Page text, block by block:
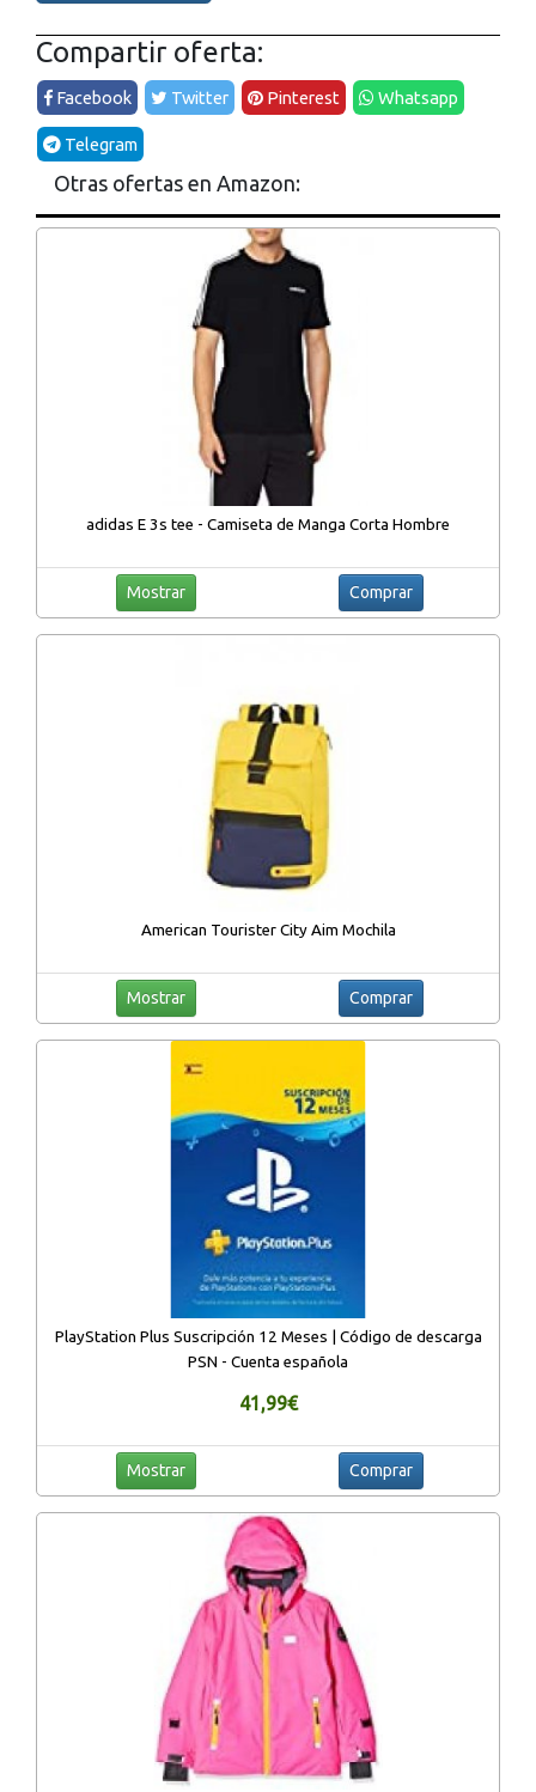
Compartir oferta:
Facebook Twitter Pinterest Whatsapp
Telegram
Otras ofertas en Amazon:
adidas E 3s tee - Camiseta de Manga Corta Hombre
Mostrar Comprar
American Tourister City Aim Mochila
Mostrar Comprar
PlayStation Plus Suscripción 12 Meses | Código de descarga
PSN - Cuenta española
41,99€
Mostrar Comprar